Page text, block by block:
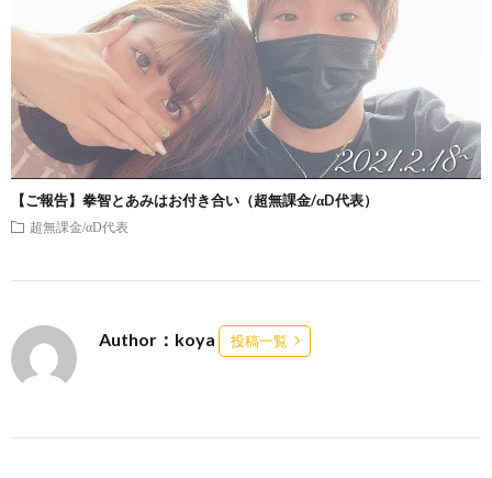
【ご報告】拳智とあみはお付き合い（超無課金/αD代表）
超無課金/αD代表
Author：koya 投稿一覧